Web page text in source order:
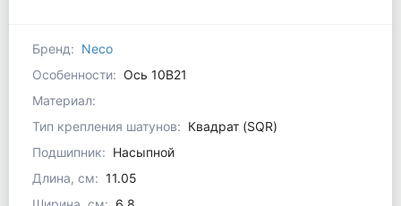
Бренд: Neco
Особенности: Ось 10В21
Материал:
Тип крепления шатунов: Квадрат (SQR)
Подшипник: Насыпной
Длина, см: 11.05